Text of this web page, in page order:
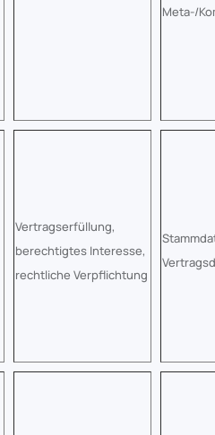
Meta-/
Vertragserfüllung,
berechtigtes Interesse,
rechtliche Verpflichtung